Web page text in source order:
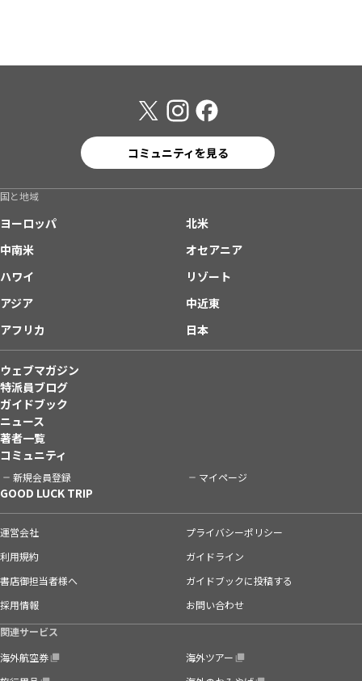
コミュニティを見る
国と地域
ヨーロッパ
北米
中南米
オセアニア
ハワイ
リゾート
アジア
中近東
アフリカ
日本
ウェブマガジン
特派員ブログ
ガイドブック
ニュース
著者一覧
コミュニティ
新規会員登録 マイページ
GOOD LUCK TRIP
運営会社
プライバシーポリシー
利用規約
ガイドライン
書店御担当者様へ
ガイドブックに投稿する
採用情報
お問い合わせ
関連サービス
海外航空券
海外ツアー